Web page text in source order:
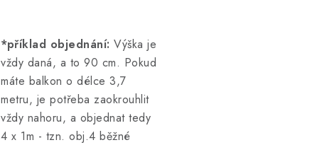
*příklad objednání: Výška je
vždy daná, a to 90 cm. Pokud
máte balkon o délce 3,7
metru, je potřeba zaokrouhlit
vždy nahoru, a objednat tedy
4 x 1m - tzn. obj.4 běžné